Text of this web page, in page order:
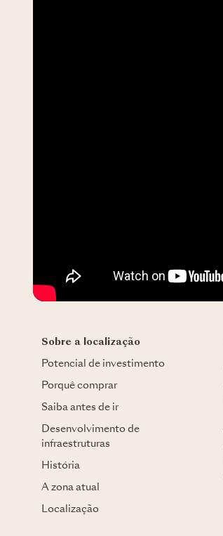
Sobre a localização
Potencial de investimento
Porquê comprar
Saiba antes de ir
Desenvolvimento de
infraestruturas
História
A zona atual
Localização